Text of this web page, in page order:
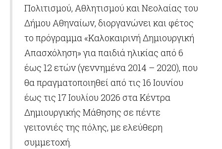
Πολιτισμού, Αθλητισμού και Νεολαίας του
Δήμου Αθηναίων, διοργανώνει και φέτος
το πρόγραμμα «Καλοκαιρινή Δημιουργική
Απασχόληση» για παιδιά ηλικίας από 6
έως 12 ετών (γεννημένα 2014 – 2020), που
θα πραγματοποιηθεί από τις 16 Ιουνίου
έως τις 17 Ιουλίου 2026 στα Κέντρα
Δημιουργικής Μάθησης σε πέντε
γειτονιές της πόλης, με ελεύθερη
συμμετοχή.